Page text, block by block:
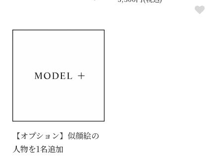
【オプション】似顔絵の
人物を1名追加